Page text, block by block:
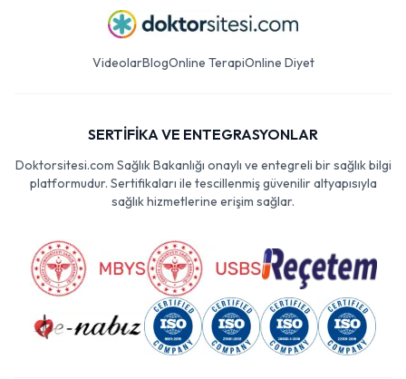
Videolar Blog Online Terapi Online Diyet
SERTİFİKA VE ENTEGRASYONLAR
Doktorsitesi.com Sağlık Bakanlığı onaylı ve entegreli bir sağlık bilgi
platformudur. Sertifikaları ile tescillenmiş güvenilir altyapısıyla
sağlık hizmetlerine erişim sağlar.